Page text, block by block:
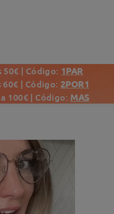
50€ | Código: 1PAR
| Código: 2POR1
100€ | Código: MAS